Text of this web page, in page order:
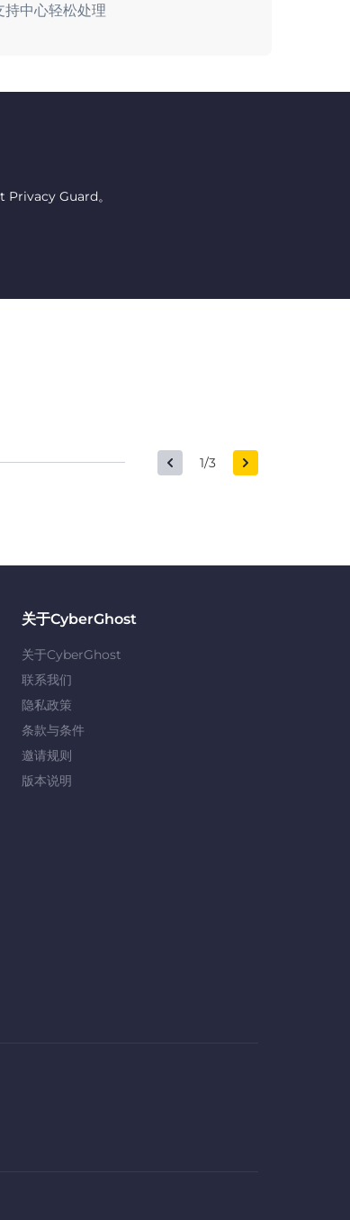
持中心轻松处理
Privacy Guard。
1/3
关于CyberGhost
关于CyberGhost
联系我们
隐私政策
条款与条件
邀请规则
版本说明